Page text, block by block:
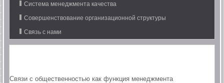
Система менеджмента качества
Совершенствование организационной структуры
Связь с нами
Связи с общественностью как функция менеджмента